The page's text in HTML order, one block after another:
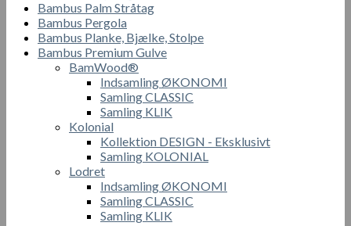
Bambus Palm Stråtag
Bambus Pergola
Bambus Planke, Bjælke, Stolpe
Bambus Premium Gulve
BamWood®
Indsamling ØKONOMI
Samling CLASSIC
Samling KLIK
Kolonial
Kollektion DESIGN - Eksklusivt
Samling KOLONIAL
Lodret
Indsamling ØKONOMI
Samling CLASSIC
Samling KLIK